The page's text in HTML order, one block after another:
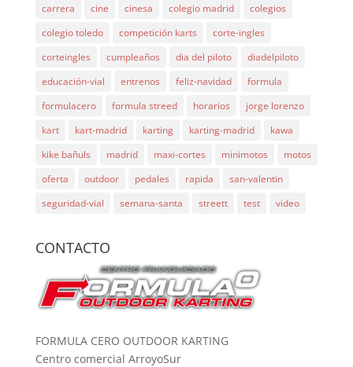
carrera
cine cinesa colegio madrid
colegios
colegio toledo
competición karts
corte-ingles
corteingles
cumpleaños dia del piloto
diadelpiloto
educación-vial
entrenos feliz-navidad
formula
formulacero
formula streed horarios
jorge lorenzo
kart
kart-madrid karting karting-madrid
kawa
kike bañuls
madrid maxi-cortes minimotos
motos
oferta
outdoor pedales rapida
san-valentin
seguridad-vial
semana-santa streett test video
CONTACTO
FORMULA CERO OUTDOOR KARTING
Centro comercial ArroyoSur